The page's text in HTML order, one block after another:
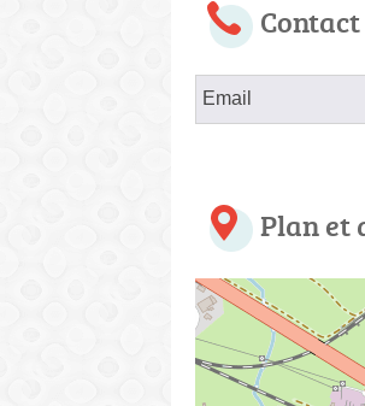
Contact
Email
Plan et